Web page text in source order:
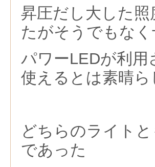
昇圧だし大した
たがそうでもな
パワーLEDが利
使えるとは素晴
どちらのライト
であった